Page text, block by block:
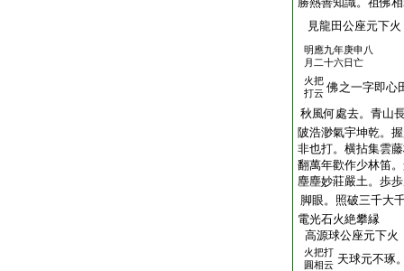
見龍田公座元下火
明應九年庚申八
月二十六日亡
火把
打云 佛之一字即心
秋風何處去。青山
陂浩渺氣宇坤乾。
非也打。横拈集雲
翻萬年歡作少林笛
塵塵妙莊嚴土。歩
脚眼。照破三千大
電光石火絶攀縁
高源球公座元下火
火把打
圓相云 天球元不琢